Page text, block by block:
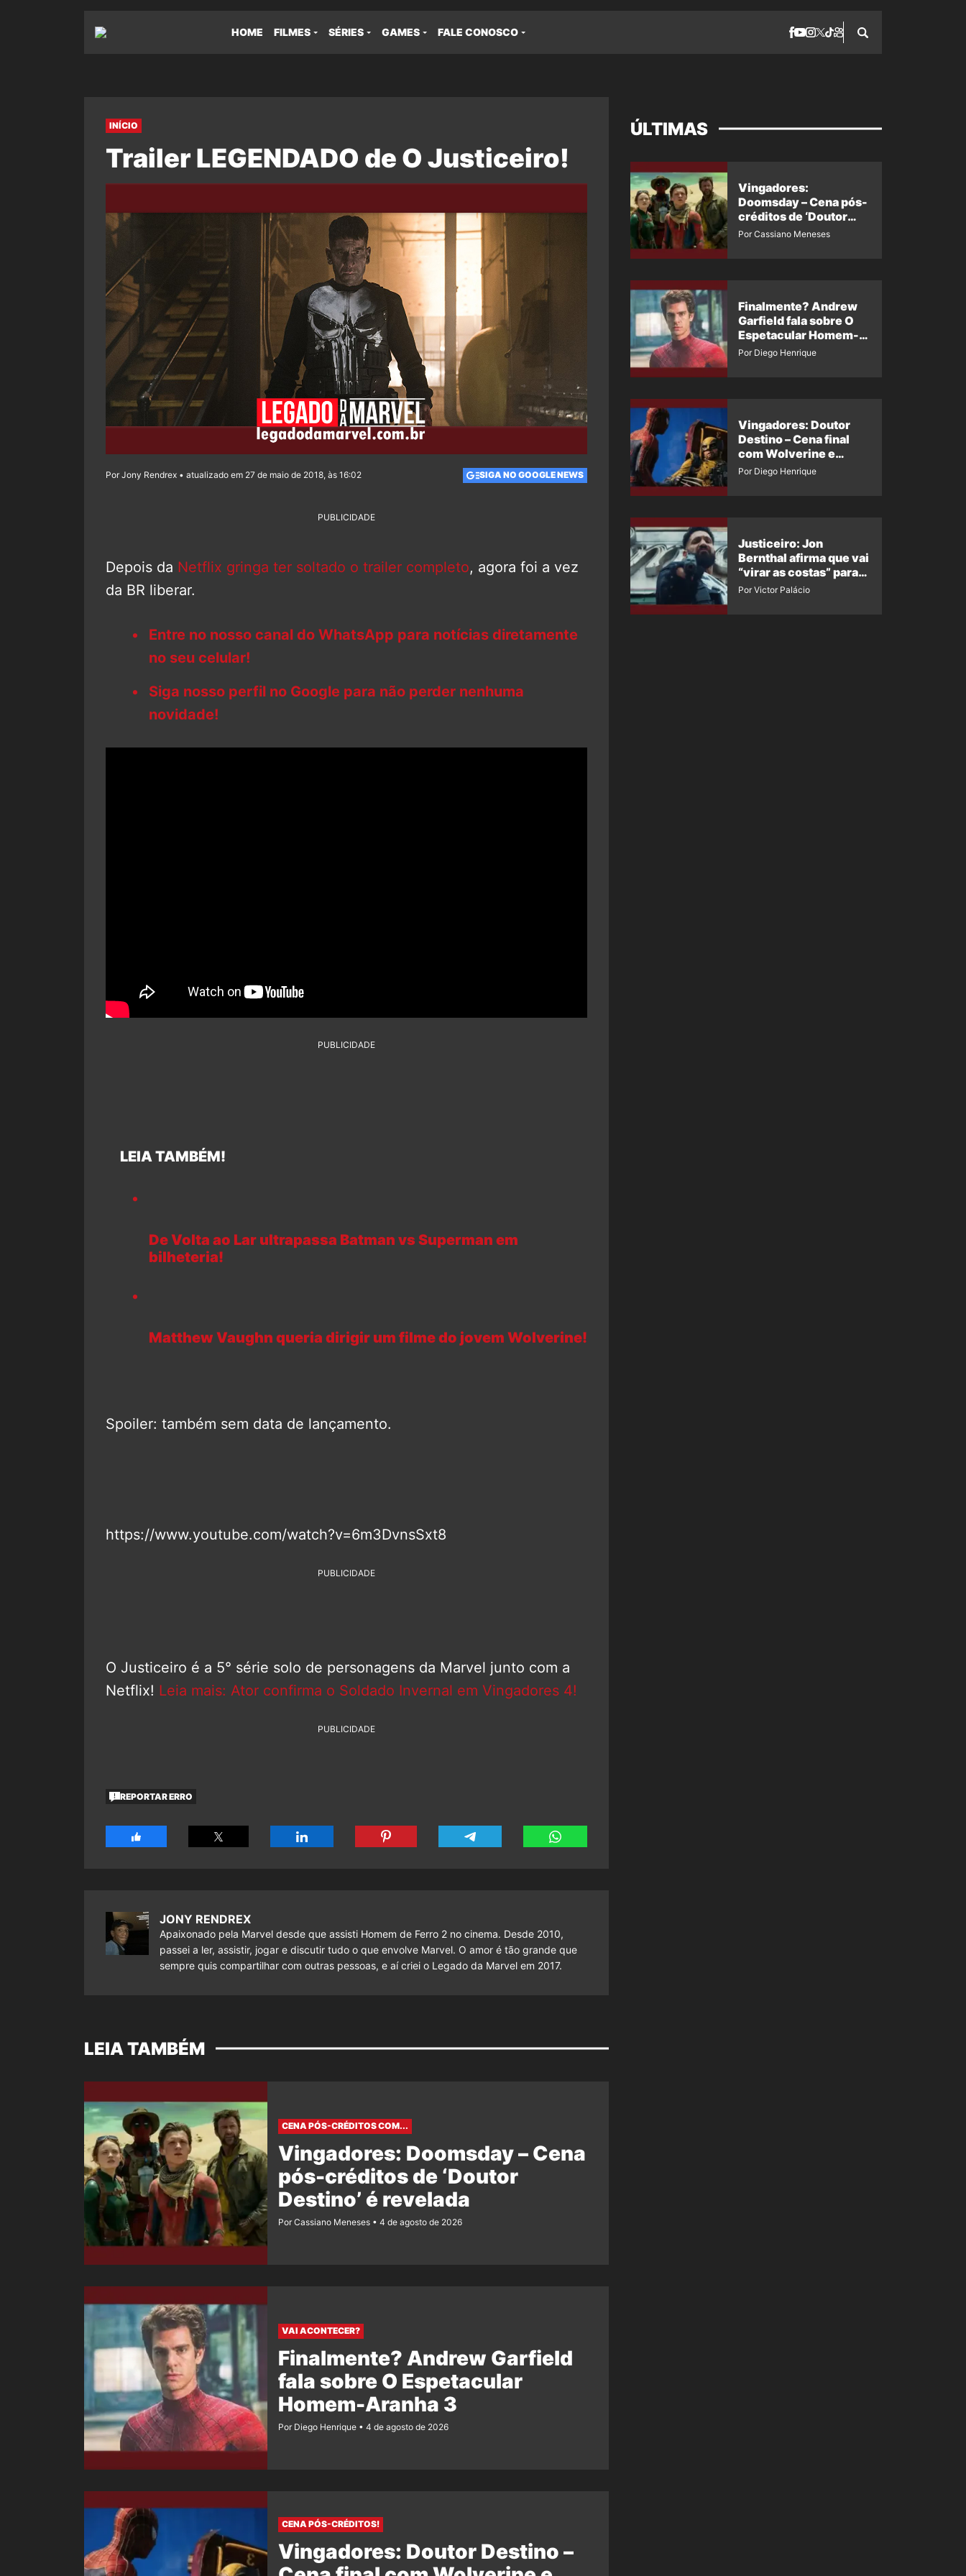
HOME FILMES SÉRIES GAMES FALE CONOSCO
INÍCIO
Trailer LEGENDADO de O Justiceiro!
Por Jony Rendrex • atualizado em 27 de maio de 2018, às 16:02 SIGA NO GOOGLE NEWS
PUBLICIDADE
Depois da Netflix gringa ter soltado o trailer completo, agora foi a vez
da BR liberar.
Entre no nosso canal do WhatsApp para notícias diretamente
no seu celular!
Siga nosso perfil no Google para não perder nenhuma
novidade!
PUBLICIDADE
LEIA TAMBÉM!
De Volta ao Lar ultrapassa Batman vs Superman em
bilheteria!
Matthew Vaughn queria dirigir um filme do jovem Wolverine!
Spoiler: também sem data de lançamento.
https://www.youtube.com/watch?v=6m3DvnsSxt8
PUBLICIDADE
O Justiceiro é a 5° série solo de personagens da Marvel junto com a
Netflix! Leia mais: Ator confirma o Soldado Invernal em Vingadores 4!
PUBLICIDADE
REPORTAR ERRO
JONY RENDREX
Apaixonado pela Marvel desde que assisti Homem de Ferro 2 no cinema. Desde 2010,
passei a ler, assistir, jogar e discutir tudo o que envolve Marvel. O amor é tão grande que
sempre quis compartilhar com outras pessoas, e aí criei o Legado da Marvel em 2017.
LEIA TAMBÉM
CENA PÓS-CRÉDITOS COM...
Vingadores: Doomsday – Cena
pós-créditos de ‘Doutor
Destino’ é revelada
Por Cassiano Meneses 4 de agosto de 2026
VAI ACONTECER?
Finalmente? Andrew Garfield
fala sobre O Espetacular
Homem-Aranha 3
Por Diego Henrique 4 de agosto de 2026
CENA PÓS-CRÉDITOS!
Vingadores: Doutor Destino –
ÚLTIMAS
Vingadores:
Doomsday – Cena pós-
créditos de ‘Doutor
Destino’ é revelada
Por Cassiano Meneses
Finalmente? Andrew
Garfield fala sobre O
Espetacular Homem-
Aranha 3
Por Diego Henrique
Vingadores: Doutor
Destino – Cena final
com Wolverine e
Homem-Aranha de
Por Diego Henrique
Justiceiro: Jon
Bernthal afirma que vai
“virar as costas” para
os fãs
Por Victor Palácio